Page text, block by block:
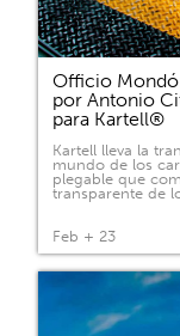
Officio
por Antonio
para Kartell®
Kartell lleva la
mundo de los
plegable que
transparente de
Feb + 23